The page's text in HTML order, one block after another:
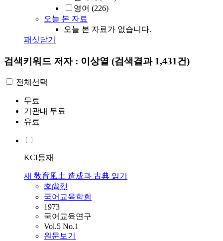
영어 (226)
오늘 본 자료
오늘 본 자료가 없습니다.
패싯닫기
검색키워드 저자 : 이상열 (검색결과 1,431건)
전체선택
무료
기관내 무료
유료
KCI등재
새 敎育風土 造成과 古典 읽기
李尙烈
국어교육학회
1973
국어교육연구
Vol.5 No.1
원문보기